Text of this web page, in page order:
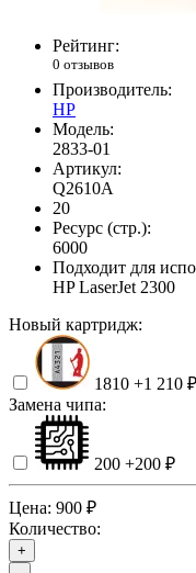
Рейтинг:
0 отзывов
Производитель:
HP
Модель:
2833-01
Артикул:
Q2610A
20
Ресурс (стр.):
6000
Подходит для
HP LaserJet 2300
Новый картридж:
1810 +1 210 ₽
Замена чипа:
200 +200 ₽
Цена: 900 ₽
Количество:
+